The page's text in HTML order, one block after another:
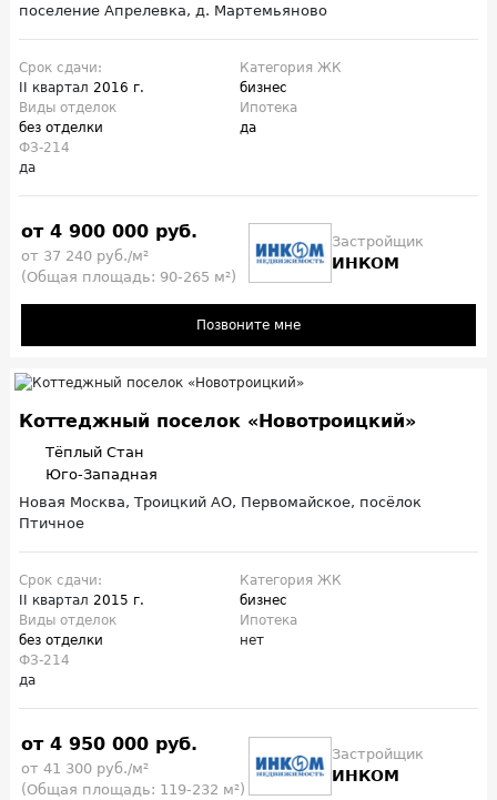
поселение Апрелевка, д. Мартемьяново
Срок сдачи:
II квартал 2016 г.
Категория ЖК
бизнес
Виды отделок
без отделки
Ипотека
да
ФЗ-214
да
от 4 900 000 руб.
от 37 240 руб./м²
(Общая площадь: 90-265 м²)
Застройщик
ИНКОМ
Позвоните мне
Коттеджный поселок «Новотроицкий»
Тёплый Стан
Юго-Западная
Новая Москва, Троицкий АО, Первомайское, посёлок
Птичное
Срок сдачи:
II квартал 2015 г.
Категория ЖК
бизнес
Виды отделок
без отделки
Ипотека
нет
ФЗ-214
да
от 4 950 000 руб.
от 41 300 руб./м²
(Общая площадь: 119-232 м²)
Застройщик
ИНКОМ